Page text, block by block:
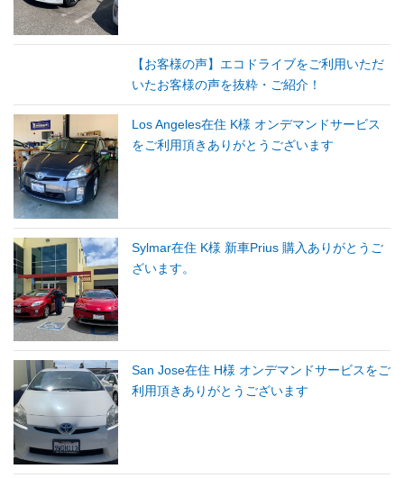
【お客様の声】エコドライブをご利用いただ
いたお客様の声を抜粋・ご紹介！
Los Angeles在住 K様 オンデマンドサービス
をご利用頂きありがとうございます
Sylmar在住 K様 新車Prius 購入ありがとうご
ざいます。
San Jose在住 H様 オンデマンドサービスをご
利用頂きありがとうございます